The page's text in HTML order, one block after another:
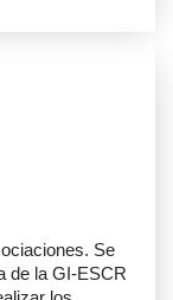
Se
de la GI-ESCR